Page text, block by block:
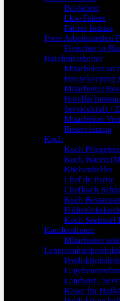
Busfahrer
Lkw-Fahrer
Fahrer Imbiss
Freie Arbeitsstellen
Fleischer in
Hotelmitarbeiter
Mitarbeiter an
Housekeeping
Mitarbeiter
Servicekraft /
Mitarbeiter
Reservierung
Koch
Koch
Koch Waren
Küchenhelfer
Chef de Partie
Chefkoch
Koch
Koch Seehotel
Kundendienst
Mitarbeiter
Landwirt /
Käser für